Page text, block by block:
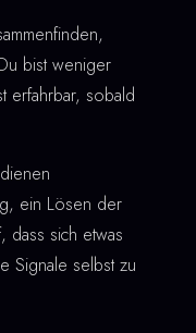
bist weniger
erfahrbar, sobald
ein Lösen der
dass sich etwas
Signale selbst zu